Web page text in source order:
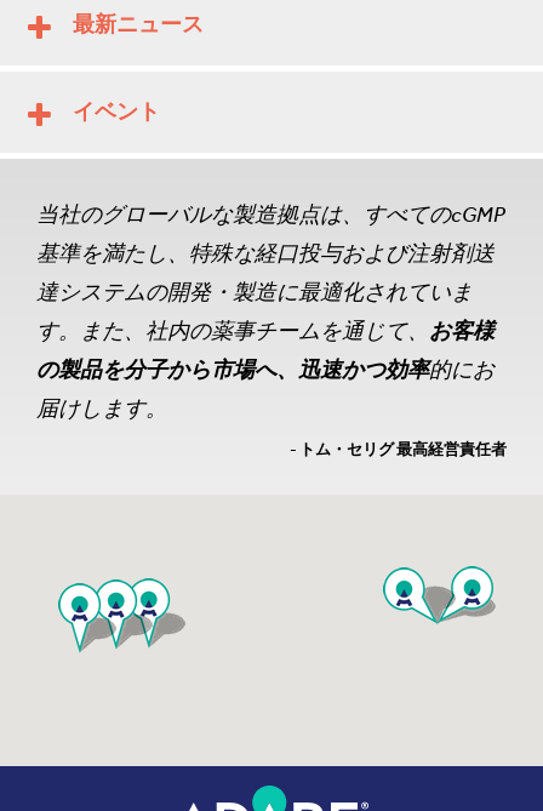
最新ニュース
イベント
当社のグローバルな製造拠点は、すべてのcGMP
基準を満たし、特殊な経口投与および注射剤送
達システムの開発・製造に最適化されていま
す。また、社内の薬事チームを通じて、 お客様
の製品を分子から市場へ、迅速かつ効率的にお
届けします。
- トム・セリグ 最高経営責任者